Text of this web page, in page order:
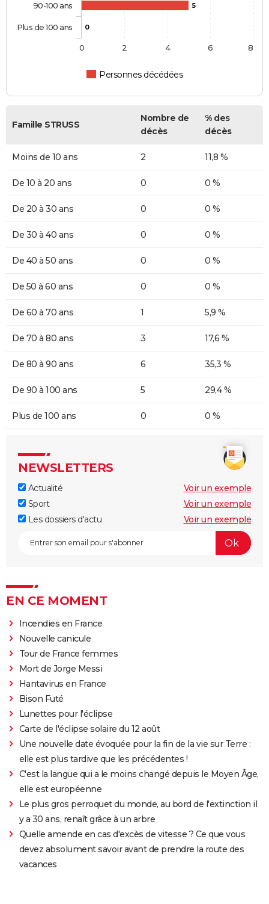
5
0
Personnes décédées
90-100 ans
Plus de 100 ans
0 2 4 6 8
Famille STRUSS
Nombre de
décès
% des
décès
Moins de 10 ans 2 11,8 %
De 10 à 20 ans 0 0 %
De 20 à 30 ans 0 0 %
De 30 à 40 ans 0 0 %
De 40 à 50 ans 0 0 %
De 50 à 60 ans 0 0 %
De 60 à 70 ans 1 5,9 %
De 70 à 80 ans 3 17,6 %
De 80 à 90 ans 6 35,3 %
De 90 à 100 ans 5 29,4 %
Plus de 100 ans 0 0 %
NEWSLETTERS
Actualité
Voir un exemple
Sport
Voir un exemple
Les dossiers d'actu
Voir un exemple
EN CE MOMENT
Incendies en France
Nouvelle canicule
Tour de France femmes
Mort de Jorge Messi
Hantavirus en France
Bison Futé
Lunettes pour l'éclipse
Carte de l'éclipse solaire du 12 août
Une nouvelle date évoquée pour la fin de la vie sur Terre :
elle est plus tardive que les précédentes !
C'est la langue qui a le moins changé depuis le Moyen Âge,
elle est européenne
Le plus gros perroquet du monde, au bord de l'extinction il
y a 30 ans, renaît grâce à un arbre
Quelle amende en cas d'excès de vitesse ? Ce que vous
devez absolument savoir avant de prendre la route des
vacances